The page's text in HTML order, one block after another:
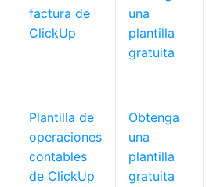
factura de
ClickUp
una
plantilla
gratuita
Plantilla de
operaciones
contables
de ClickUp
Obtenga
una
plantilla
gratuita